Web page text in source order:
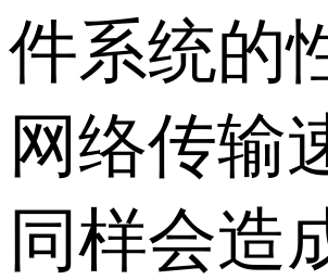
件系统的
网络传输
同样会造